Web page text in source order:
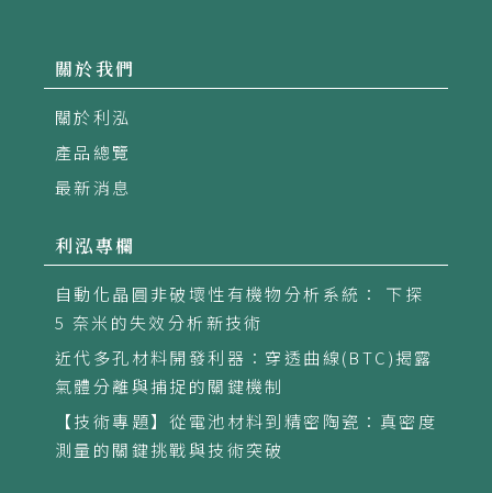
關於我們
關於利泓
產品總覽
最新消息
利泓專欄
自動化晶圓非破壞性有機物分析系統： 下探
5 奈米的失效分析新技術
近代多孔材料開發利器：穿透曲線(BTC)揭露
氣體分離與捕捉的關鍵機制
【技術專題】從電池材料到精密陶瓷：真密度
測量的關鍵挑戰與技術突破